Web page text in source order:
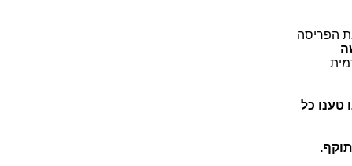
הפריסה
טענו כל
.